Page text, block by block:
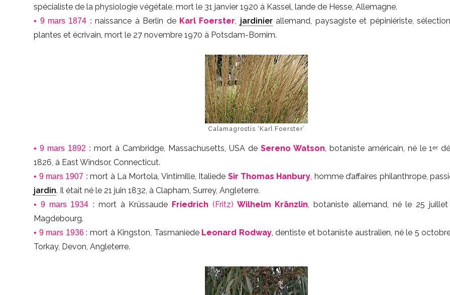
spécialiste de la physiologie végétale, mort le 31 janvier 1920 à Kassel, lande de Hesse, Allemagne.
• 9 mars 1874 : naissance à Berlin de Karl Foerster, jardinierallemand, paysagiste et pépiniériste,
plantes et écrivain, mort le 27 novembre 1970 à Potsdam-Bornim.
Calamagrostis ‘Karl Foerster’
• 9 mars 1892 : mort à Cambridge, Massachusetts, USA de Sereno Watson, botaniste américain, né le 1er
1826, à East Windsor, Connecticut.
• 9 mars 1907 : mort à La Mortola, Vintimille, Italiede Sir Thomas Hanbury, homme d’affaires philanthrope,
jardin. Il était né le 21 juin 1832, à Clapham, Surrey, Angleterre.
• 9 mars 1934 : mort à Krüssaude Friedrich (Fritz) Wilhelm Kränzlin, botaniste allemand, né le 25 juillet
Magdebourg.
• 9 mars 1936: mort à Kingston, Tasmaniede Leonard Rodway, dentiste et botaniste australien, né le 5
Torkay, Devon, Angleterre.